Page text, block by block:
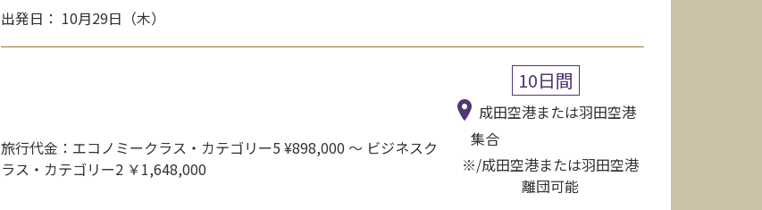
出発日： 10月29日（木）
旅行代金：エコノミークラス・カテゴリー5 ¥898,000 〜 ビジネスク
ラス・カテゴリー2 ￥1,648,000
10日間
成田空港または羽田空港
集合
※/成田空港または羽田空港
離団可能